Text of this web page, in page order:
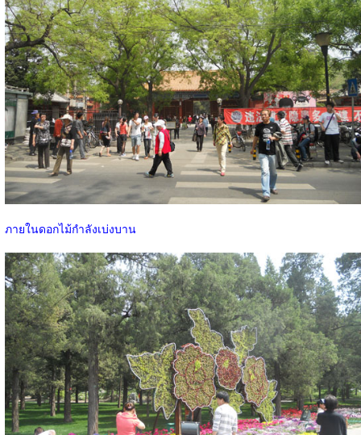
ภายในดอกไม้กำลังเบ่งบาน